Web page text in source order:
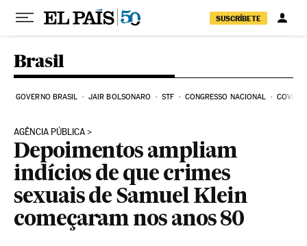
Pular para o conteúdo
SUSCRÍBETE
Brasil
GOVERNO BRASIL JAIR BOLSONARO STF CONGRESSO NACIONAL COVID-
AGÊNCIA PÚBLICA
Depoimentos ampliam
indícios de que crimes
sexuais de Samuel Klein
começaram nos anos 80